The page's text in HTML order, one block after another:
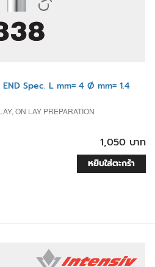
Spec. L mm= 4 Ø mm= 1.4
ON LAY PREPARATION
1,050 บาท
หยิบใส่ตะกร้า